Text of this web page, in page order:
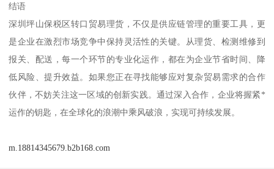
结语
深圳坪山保税区转口贸易理货，不仅是供应链管理的重要工具，更
是企业在激烈市场竞争中保持灵活性的关键。从理货、检测维修到
报关、配送，每一个环节的专业化运作，都在为企业节省时间、降
低风险、提升效益。如果您正在寻找能够应对复杂贸易需求的合作
伙伴，不妨关注这一区域的创新实践。通过深入合作，企业将握紧*
运作的钥匙，在全球化的浪潮中乘风破浪，实现可持续发展。
m.18814345679.b2b168.com